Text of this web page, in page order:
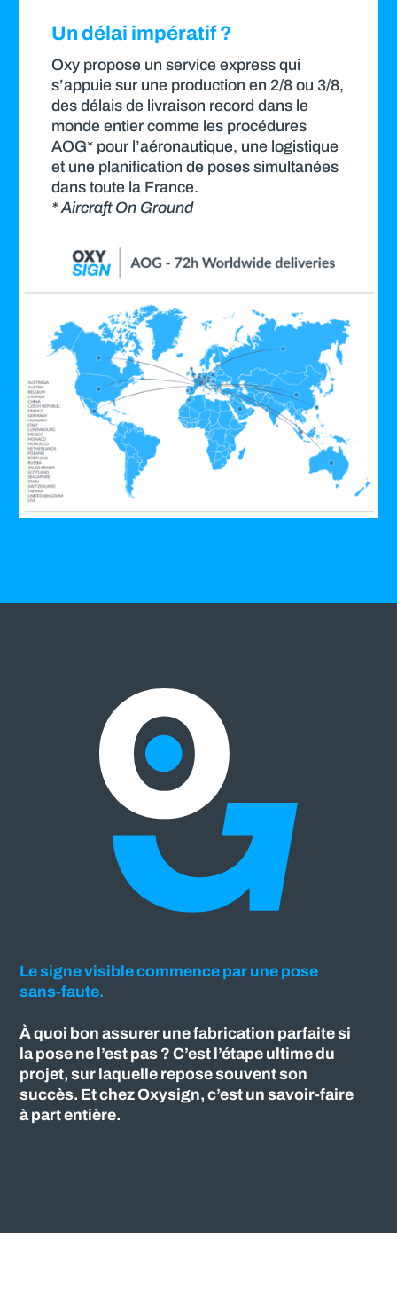
Un délai impératif ?
Oxy propose un service express qui
s’appuie sur une production en 2/8 ou 3/8,
des délais de livraison record dans le
monde entier comme les procédures
AOG* pour l’aéronautique, une logistique
et une planification de poses simultanées
dans toute la France.
* Aircraft On Ground
Le signe visible commence par une pose
sans-faute.
À quoi bon assurer une fabrication parfaite si
la pose ne l’est pas ? C’est l’étape ultime du
projet, sur laquelle repose souvent son
succès. Et chez Oxysign, c’est un savoir-faire
à part entière.